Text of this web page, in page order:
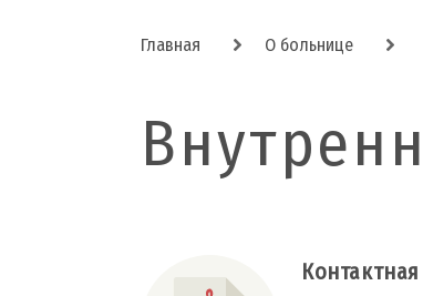
Главная О больнице